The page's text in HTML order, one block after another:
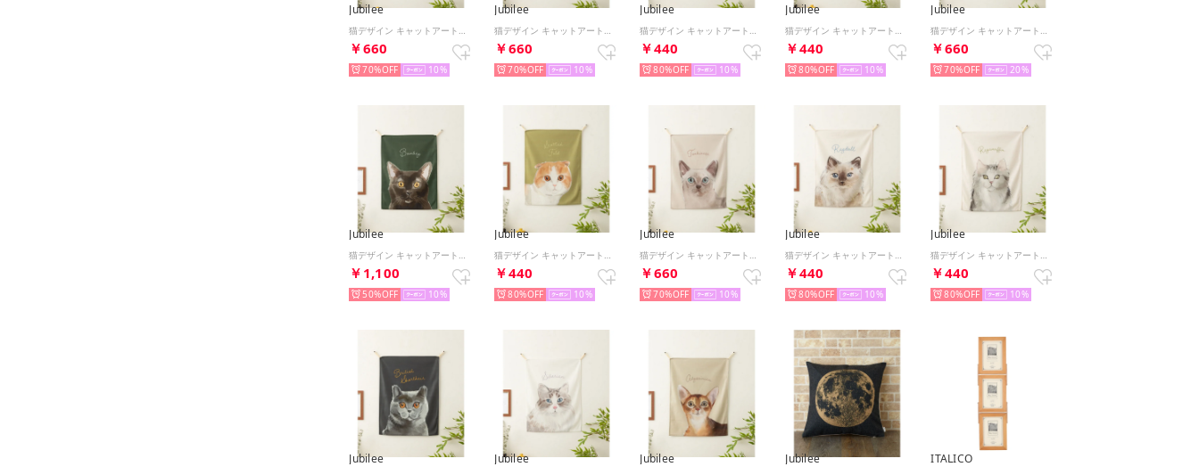
Jubilee
￥660
70% 10
Jubilee
￥660
70% 10
Jubilee
￥440
80% 10
Jubilee
￥440
80% 10
Jubilee
￥660
70% 20
Jubilee
￥1,100
50% 10
Jubilee
￥440
80% 10
Jubilee
￥660
70% 10
Jubilee
￥440
80% 10
Jubilee
￥440
80% 10
Jubilee Jubilee Jubilee Jubilee ITALICO